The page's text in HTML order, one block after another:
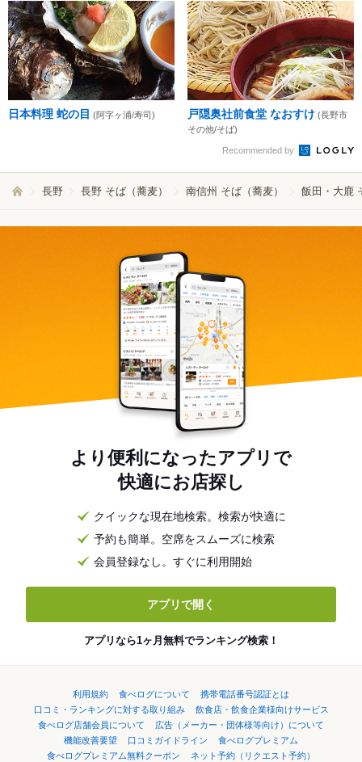
日本料理 蛇の目 (阿字ヶ浦/寿司) 戸隠奥社前食堂 なおすけ (長野市
その他/そば)
Recommended by
長野 長野 そば（蕎麦） 南信州 そば（蕎麦） 飯田・大鹿
より便利になったアプリで
快適にお店探し
クイックな現在地検索。検索が快適に
予約も簡単。空席をスムーズに検索
会員登録なし。すぐに利用開始
アプリで開く
アプリなら1ヶ月無料でランキング検索！
利用規約 食べログについて
携帯電話番号認証とは
口コミ・ランキングに対する取り組み
飲食店・飲食企業様向けサービス
食べログ店舗会員について
広告（メーカー・団体様等向け）について
機能改善要望
口コミガイドライン
食べログプレミアム
食べログプレミアム無料クーポン
ネット予約（リクエスト予約）